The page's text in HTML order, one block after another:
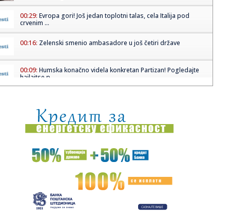
00:29: Evropa gori! Još jedan toplotni talas, cela Italija pod
crvenim ...
00:16: Zelenski smenio ambasadore u još četiri države
00:09: Humska konačno videla konkretan Partizan! Pogledajte
hajlajtse p...
00:04:Vukotić ne zna ko je Baba: "Vidim da ga svi hvale"
00:01:Na današnji dan, 7. avgust
U predgrađu Damaska podignut autobus u vazduh, dve
23:55:ROMAŠČENKO POSLE POTOPA U HUMSKOJ: Jedna stvar